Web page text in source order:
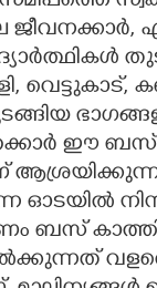
വെട്ടുകാട്,
ഈ ബസ്
ഓടയിൽ
ബസ്